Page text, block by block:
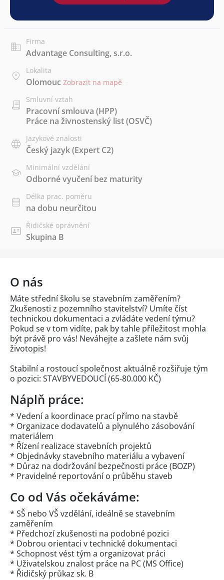
Firma
Advantage Consulting, s.r.o.
Lokalita
Olomouc Zobrazit na mapě
Smluvní vztah
Pracovní smlouva (HPP)
Práce na živnostenský list (OSVČ)
Jazykové znalosti
Český jazyk(Expert C2)
Minimální vzdělání
Odborné vyučení bez maturity
Délka prac. poměru
na dobu neurčitou
Řidičské oprávnění
Skupina B
O nás
Máte střední školu se stavebním zaměřením?
Zkušenosti z pozemního stavitelství? Umíte číst
technickou dokumentaci a zvládáte vedení týmu?
Pokud se v tom vidíte, pak by tahle příležitost mohla
být právě pro vás! Neváhejte a zašlete nám svůj
životopis!
Stabilní a rostoucí společnost aktuálně rozšiřuje tým
o pozici: STAVBYVEDOUCÍ (65-80.000 KČ)
Náplň práce:
* Vedení a koordinace prací přímo na stavbě
* Organizace dodavatelů a plynulého zásobování
materiálem
* Řízení realizace stavebních projektů
* Objednávky stavebního materiálu a vybavení
* Důraz na dodržování bezpečnosti práce (BOZP)
* Pravidelné reportování o průběhu staveb
Co od Vás očekáváme:
* SŠ nebo VŠ vzdělání, ideálně se stavebním
zaměřením
* Předchozí zkušenosti na podobné pozici
* Dobrou orientaci v technické dokumentaci
* Schopnost vést tým a organizovat práci
* Uživatelskou znalost práce na PC (MS Office)
* Řidičský průkaz sk. B